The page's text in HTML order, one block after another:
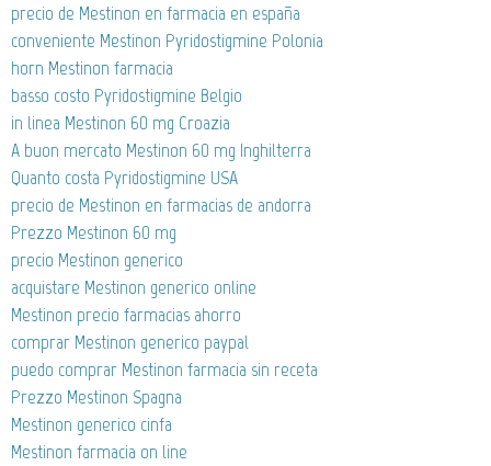
precio de Mestinon en farmacia en españa
conveniente Mestinon Pyridostigmine Polonia
horn Mestinon farmacia
basso costo Pyridostigmine Belgio
in linea Mestinon 60 mg Croazia
A buon mercato Mestinon 60 mg Inghilterra
Quanto costa Pyridostigmine USA
precio de Mestinon en farmacias de andorra
Prezzo Mestinon 60 mg
precio Mestinon generico
acquistare Mestinon generico online
Mestinon precio farmacias ahorro
comprar Mestinon generico paypal
puedo comprar Mestinon farmacia sin receta
Prezzo Mestinon Spagna
Mestinon generico cinfa
Mestinon farmacia on line